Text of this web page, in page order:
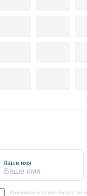
Ваше имя
Принимаю условия обработки